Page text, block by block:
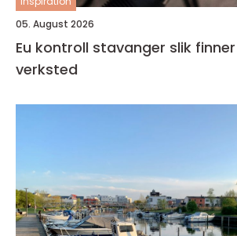
05. August 2026
Eu kontroll stavanger slik finner du riktig
verksted